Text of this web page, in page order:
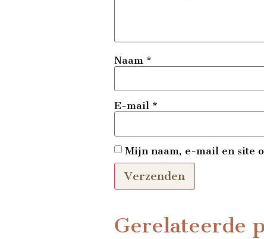
Naam *
E-mail *
Mijn naam, e-mail en site
Gerelateerde